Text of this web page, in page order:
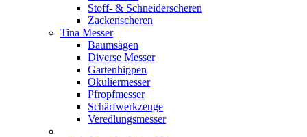
Stoff- & Schneiderscheren
Zackenscheren
Tina Messer
Baumsägen
Diverse Messer
Gartenhippen
Okuliermesser
Pfropfmesser
Schärfwerkzeuge
Veredlungsmesser